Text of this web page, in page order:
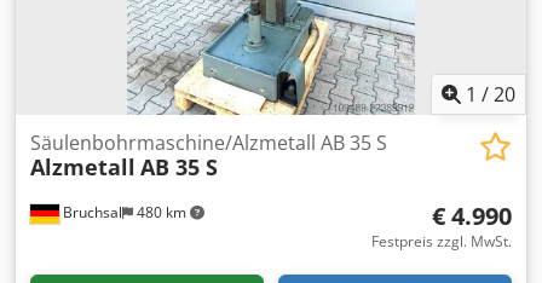
1 /20
Bruchsal 480 km
Säulenbohrmaschine/Alzmetall AB 35 S
Alzmetall AB 35 S
€ 4.990
Festpreis zzgl. MwSt.